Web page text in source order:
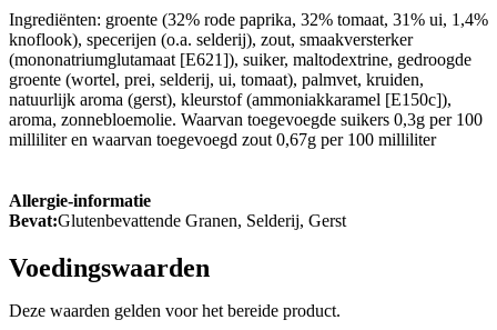
Ingrediënten: groente (32% rode paprika, 32% tomaat, 31% ui, 1,4%
knoflook), specerijen (o.a. selderij), zout, smaakversterker
(mononatriumglutamaat [E621]), suiker, maltodextrine, gedroogde
groente (wortel, prei, selderij, ui, tomaat), palmvet, kruiden,
natuurlijk aroma (gerst), kleurstof (ammoniakkaramel [E150c]),
aroma, zonnebloemolie. Waarvan toegevoegde suikers 0,3g per 100
milliliter en waarvan toegevoegd zout 0,67g per 100 milliliter
Allergie-informatie
Bevat:Glutenbevattende Granen, Selderij, Gerst
Voedingswaarden
Deze waarden gelden voor het bereide product.